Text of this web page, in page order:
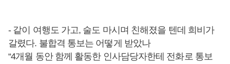
- 같이 여행도 가고, 술도 마시며 친해졌을 텐데 희비가
갈렸다. 불합격 통보는 어떻게 받았나
“4개월 동안 함께 활동한 인사담당자한테 전화로 통보